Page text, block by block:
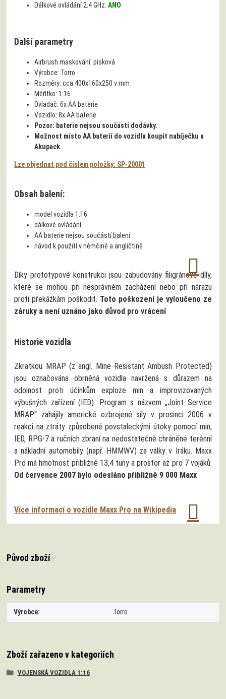
Dálkové ovládání 2.4 GHz:ANO
Další parametry
Airbrush maskování:písková
Výrobce: Torro
Rozměry:cca 400x160x250 v mm
Měřítko:1:16
Ovladač:6x AA baterie
Vozidlo:8x AA baterie
Pozor: baterie nejsou součástí dodávky.
Možnost místo AA baterií do vozidla koupit nabíječku a
Akupack
Lze objednat pod číslem položky: SP-20001
Obsah balení:
model vozidla 1:16
dálkové ovládání
AA baterie nejsou součástí balení
návod k použití v němčině a angličtině
Díky prototypové konstrukci jsou zabudovány filigránové díly,
které se mohou při nesprávném zacházení nebo při nárazu
proti překážkám poškodit. Toto poškození je vyloučeno ze
záruky a není uznáno jako důvod pro vrácení
Historie vozidla
Zkratkou MRAP (z angl. Mine Resistant Ambush Protected)
jsou označována obrněná vozidla navržená s důrazem na
odolnost proti účinkům exploze min a improvizovaných
výbušných zařízení (IED). Program s názvem „Joint Service
MRAP“ zahájily americké ozbrojené síly v prosinci 2006 v
reakci na ztráty způsobené povstaleckými útoky pomocí min,
IED, RPG-7 a ručních zbraní na nedostatečně chráněné terénní
a nákladní automobily (např. HMMWV) za války v Iráku. Maxx
Pro má hmotnost přibližně 13,4 tuny a prostor až pro 7 vojáků.
Od července 2007 bylo odesláno přibližně 9 000 Maxx
Více informací o vozidle Maxx Pro na Wikipedia
Původ zboží
Parametry
Výrobce Torro
Zboží zařazeno v kategoriích
VOJENSKÁ VOZIDLA 1:16